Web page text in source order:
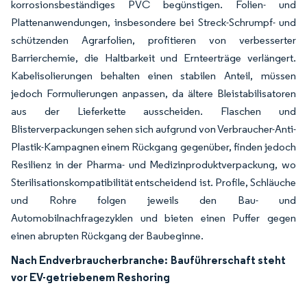
korrosionsbeständiges PVC begünstigen. Folien- und
Plattenanwendungen, insbesondere bei Streck-Schrumpf- und
schützenden Agrarfolien, profitieren von verbesserter
Barrierchemie, die Haltbarkeit und Ernteerträge verlängert.
Kabelisolierungen behalten einen stabilen Anteil, müssen
jedoch Formulierungen anpassen, da ältere Bleistabilisatoren
aus der Lieferkette ausscheiden. Flaschen und
Blisterverpackungen sehen sich aufgrund von Verbraucher-Anti-
Plastik-Kampagnen einem Rückgang gegenüber, finden jedoch
Resilienz in der Pharma- und Medizinproduktverpackung, wo
Sterilisationskompatibilität entscheidend ist. Profile, Schläuche
und Rohre folgen jeweils den Bau- und
Automobilnachfragezyklen und bieten einen Puffer gegen
einen abrupten Rückgang der Baubeginne.
Nach Endverbraucherbranche: Bauführerschaft steht
vor EV-getriebenem Reshoring